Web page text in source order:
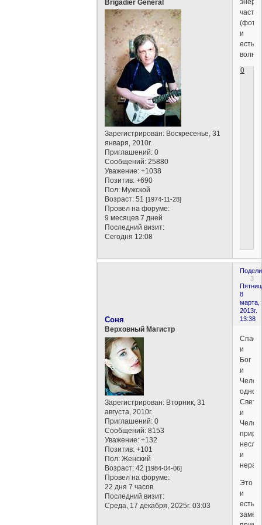
Brigadier General
Зарегистрирован: Воскресенье, 31
января, 2010г.
Приглашений: 0
Сообщений: 25880
Уважение: +1038
Позитив: +690
Пол: Мужской
Возраст: 51[1974-11-28]
Провел на форуме:
9 месяцев 7 дней
Последний визит:
Сегодня 12:08
и
есть
волна.
0
3
8
марта,
2013г.
13:38
Соня
Верховный Магистр
Зарегистрирован: Вторник, 31
августа, 2010г.
Приглашений: 0
Сообщений: 8153
Уважение: +132
Позитив: +101
Пол: Женский
Возраст: 42[1984-04-06]
Провел на форуме:
22 дня 7 часов
Последний визит:
Среда, 17 декабря, 2025г. 03:03
и
Бог
и
Свет
и
и
Это
и
есть